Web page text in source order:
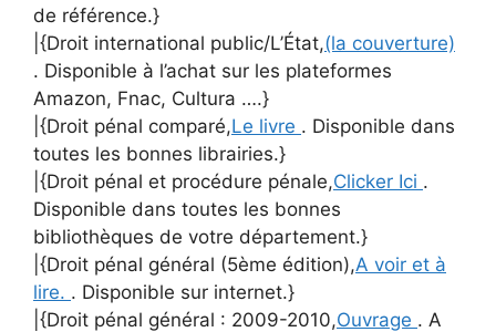
de référence.}
|{Droit international public/L’État,(la couverture)
. Disponible à l’achat sur les plateformes
Amazon, Fnac, Cultura ….}
|{Droit pénal comparé,Le livre . Disponible dans
toutes les bonnes librairies.}
|{Droit pénal et procédure pénale,Clicker Ici .
Disponible dans toutes les bonnes
bibliothèques de votre département.}
|{Droit pénal général (5ème édition),A voir et à
lire. . Disponible sur internet.}
|{Droit pénal général : 2009-2010,Ouvrage . A